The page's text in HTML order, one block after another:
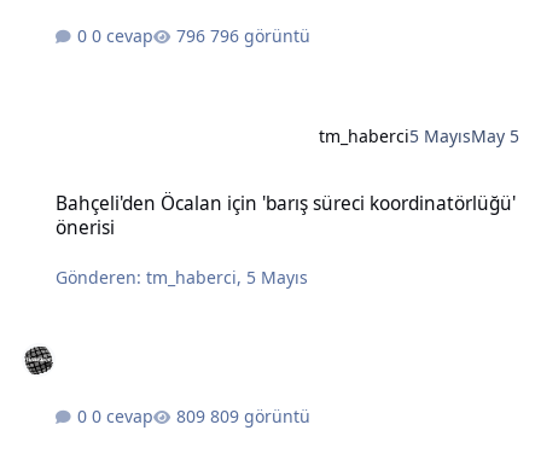
0 cevap 796 görüntü
tm_haberci5 MayısMay 5
Bahçeli'den Öcalan için 'barış süreci koordinatörlüğü'
önerisi
Gönderen:tm_haberci, 5 Mayıs
0 cevap 809 görüntü